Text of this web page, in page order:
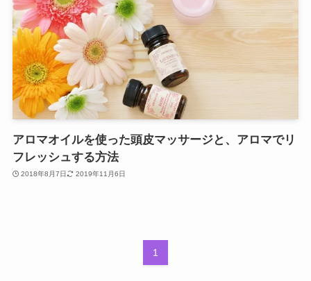
アロマオイルを使った頭皮マッサージと、アロマでリ
フレッシュする方法
2018年8月7日 2019年11月6日
1